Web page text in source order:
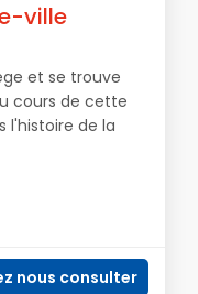
ville
et se trouve
cours de cette
l'histoire de la
nous consulter